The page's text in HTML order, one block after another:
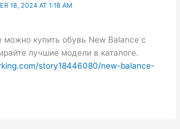
18, 2024 AT 1:18 AM
можно купить обувь New Balance с
лучшие модели в каталоге.
story18446080/new-balance-